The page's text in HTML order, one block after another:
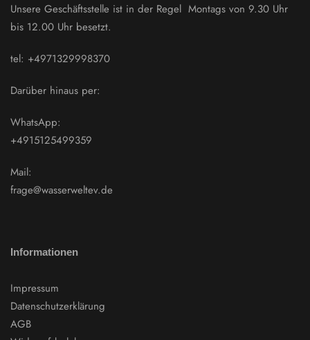
Unsere Geschäftsstelle ist in der Regel Montags von 9.30 Uhr
bis 12.00 Uhr besetzt.
tel: +4971329998370
Darüber hinaus per:
WhatsApp:
+4915125499359
Mail:
frage@wasserweltev.de
Informationen
Impressum
Datenschutzerklärung
AGB